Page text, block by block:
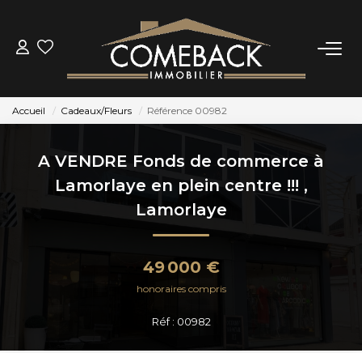
ACHETER
LOUER
ESTIMER
BIENS VENDUS
CONTACT
Accueil Cadeaux/Fleurs Référence 00982
A VENDRE Fonds de commerce à
Lamorlaye en plein centre !!! ,
Lamorlaye
49 000 €
honoraires compris
Réf : 00982